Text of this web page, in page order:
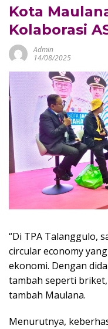
Kota
Kolaborasi
Admin
14/08/2025
“Di TPA Talanggulo,
circular economy
ekonomi. Dengan
tambah seperti briket,
tambah Maulana.
Menurutnya,